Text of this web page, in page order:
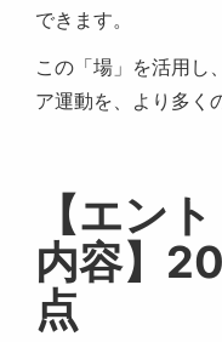
できます。
この「場」を活用し
ア運動を、より多く
【エン
内容】
点